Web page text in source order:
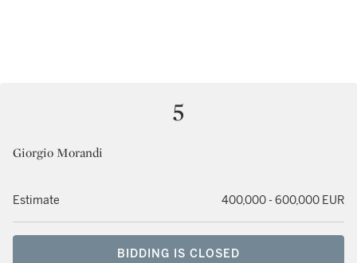
5
Giorgio Morandi
Estimate 400,000 - 600,000 EUR
BIDDING IS CLOSED